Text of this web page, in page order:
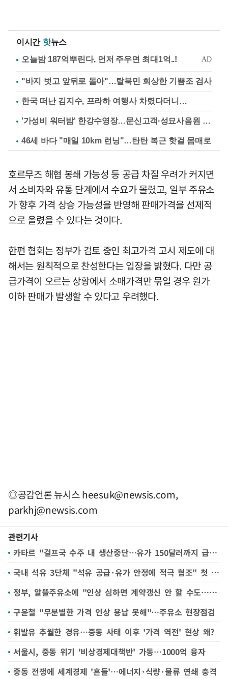
이시간 핫뉴스
"바지 벗고 앞뒤로 돌아"…탈북민 회상한 기쁨조 검사
한국 떠난 김지수, 프라하 여행사 차렸다더니…
'가성비 워터밤' 한강수영장…문신고객·성묘사음원 민원
46세 바다 "매일 10km 런닝"…탄탄 복근 핫걸 몸매로
호르무즈 해협 봉쇄 가능성 등 공급 차질 우려가 커지면
서 소비자와 유통 단계에서 수요가 몰렸고, 일부 주유소
가 향후 가격 상승 가능성을 반영해 판매가격을 선제적
으로 올렸을 수 있다는 것이다.
한편 협회는 정부가 검토 중인 최고가격 고시 제도에 대
해서는 원칙적으로 찬성한다는 입장을 밝혔다. 다만 공
급가격이 오르는 상황에서 소매가격만 묶일 경우 원가
이하 판매가 발생할 수 있다고 우려했다.
◎공감언론 뉴시스heesuk@newsis.com,
parkhj@newsis.com
관련기사
카타르 "걸프국 수주 내 생산중단…유가 150달러까지 급등할 것"
국내 석유 3단체 "석유 공급·유가 안정에 적극 협조" 첫 공식입장
정부, 알뜰주유소에 "인상 심하면 계약갱신 안 할 수도…취지 부합해야"
구윤철 "무분별한 가격 인상 용납 못해"…주유소 현장점검
휘발유 추월한 경유…중동 사태 이후 '가격 역전' 현상 왜?
서울시, 중동 위기 '비상경제대책반' 가동…1000억 융자
중동 전쟁에 세계경제 '흔들'…에너지·식량·물류 연쇄 충격